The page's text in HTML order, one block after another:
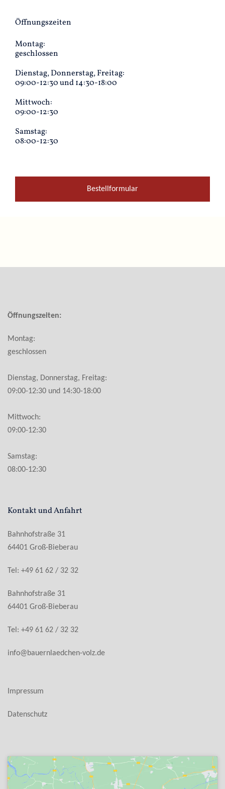
Öffnungszeiten
Montag:
geschlossen
Dienstag, Donnerstag, Freitag:
09:00-12:30 und 14:30-18:00
Mittwoch:
09:00-12:30
Samstag:
08:00-12:30
Bestellformular
Öffnungszeiten:
Montag:
geschlossen
Dienstag, Donnerstag, Freitag:
09:00-12:30 und 14:30-18:00
Mittwoch:
09:00-12:30
Samstag:
08:00-12:30
Kontakt und Anfahrt
Bahnhofstraße 31
64401 Groß-Bieberau
Tel: +49 61 62 / 32 32
Bahnhofstraße 31
64401 Groß-Bieberau
Tel: +49 61 62 / 32 32
info@bauernlaedchen-volz.de
Impressum
Datenschutz